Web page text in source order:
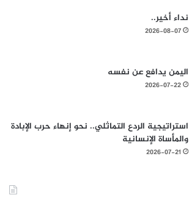
نداء أخير..
2026-08-07
اليمن يدافع عن نفسه
2026-07-22
استراتيجية الردع التماثلي.. نحو إنهاء حرب الإبادة
والمأساة الإنسانية
2026-07-21